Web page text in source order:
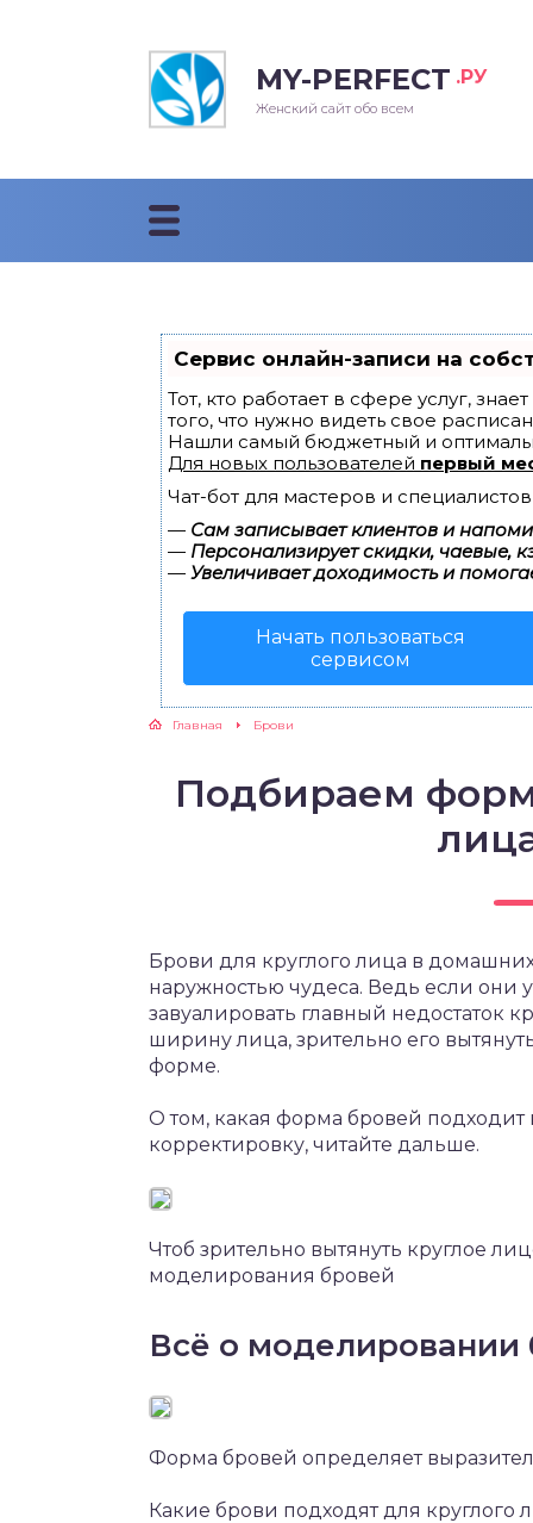
MY-PERFECT .РУ
Женский сайт обо всем
Сервис онлайн-записи на
Тот, кто работает в сфере услуг,
того, что нужно видеть свое
Нашли самый бюджетный и
Для новых пользователей первый
Чат-бот для мастеров и
— Сам записывает клиентов и
— Персонализирует скидки, чаевые,
— Увеличивает доходимость и
Начать пользоваться
сервисом
Главная Брови
Подбираем
Брови для круглого лица в
наружностью чудеса. Ведь если они
завуалировать главный недостаток
ширину лица, зрительно его
форме.
О том, какая форма бровей
корректировку, читайте дальше.
Чтоб зрительно вытянуть круглое
моделирования бровей
Всё о моделировании
Форма бровей определяет
Какие брови подходят для круглого
прически 2018
стрижки 2018